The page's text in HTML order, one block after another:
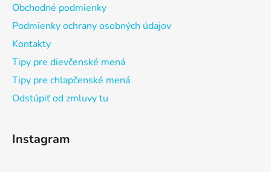
Obchodné podmienky
Podmienky ochrany osobných údajov
Kontakty
Tipy pre dievčenské mená
Tipy pre chlapčenské mená
Odstúpiť od zmluvy tu
Instagram